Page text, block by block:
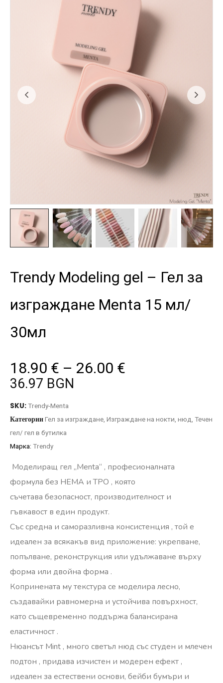
Trendy Modeling gel – Гел за
изграждане Menta 15 мл/
30мл
18.90 € – 26.00 €
36.97 BGN
SKU:Trendy-Menta
КатегорииГел за изграждане Изграждане на нокти нюд Течен
гел/ гел в бутилка
Марка: Trendy
Моделиращ гел „Menta“ , професионалната
формула без HEMA и TPO , която
съчетава безопасност, производителност и
гъвкавост в един продукт.
Съссредна и саморазливна консистенция , той е
идеален за всякакъв вид приложение: укрепване,
попълване, реконструкция или удължаване върху
форма или двойна форма .
Копринената мутекстура се моделира лесно,
създавайки равномерна и устойчива повърхност,
като същевременно поддържа балансирана
еластичност .
Нюансът Mint , много светъл нюд със студен и млечен
подтон , придава изчистен и модерен ефект ,
идеален за естествени основи, бейби бумъри и